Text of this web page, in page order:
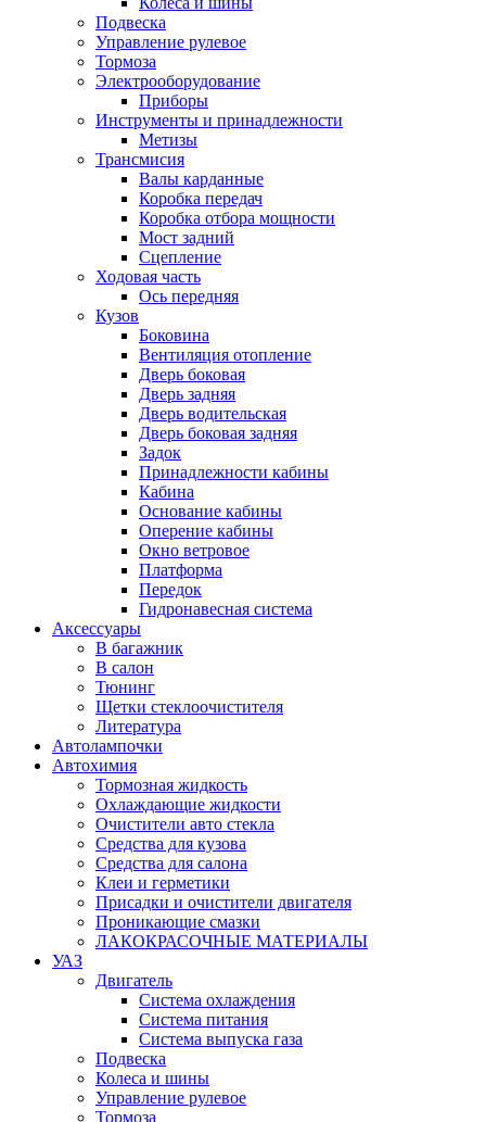
Подвеска
Управление рулевое
Тормоза
Электрооборудование
Приборы
Инструменты и принадлежности
Метизы
Трансмисия
Валы карданные
Коробка передач
Коробка отбора мощности
Мост задний
Сцепление
Ходовая часть
Ось передняя
Кузов
Боковина
Вентиляция отопление
Дверь боковая
Дверь задняя
Дверь водительская
Дверь боковая задняя
Задок
Принадлежности кабины
Кабина
Основание кабины
Оперение кабины
Окно ветровое
Платформа
Передок
Гидронавесная система
Аксессуары
В багажник
В салон
Тюнинг
Щетки стеклоочистителя
Литература
Автолампочки
Автохимия
Тормозная жидкость
Охлаждающие жидкости
Очистители авто стекла
Средства для кузова
Средства для салона
Клеи и герметики
Присадки и очистители двигателя
Проникающие смазки
ЛАКОКРАСОЧНЫЕ МАТЕРИАЛЫ
УАЗ
Двигатель
Система охлаждения
Система питания
Система выпуска газа
Подвеска
Колеса и шины
Управление рулевое
Тормоза